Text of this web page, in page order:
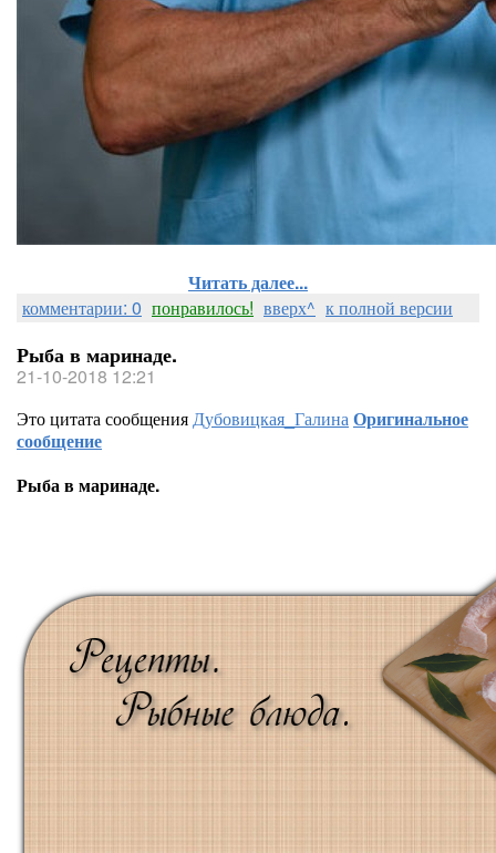
Читать далее...
комментарии: 0 понравилось! вверх^ к полной версии
Рыба в маринаде.
21-10-2018 12:21
Это цитата сообщенияДубовицкая_ГалинаОригинальное
сообщение
Рыба в маринаде.